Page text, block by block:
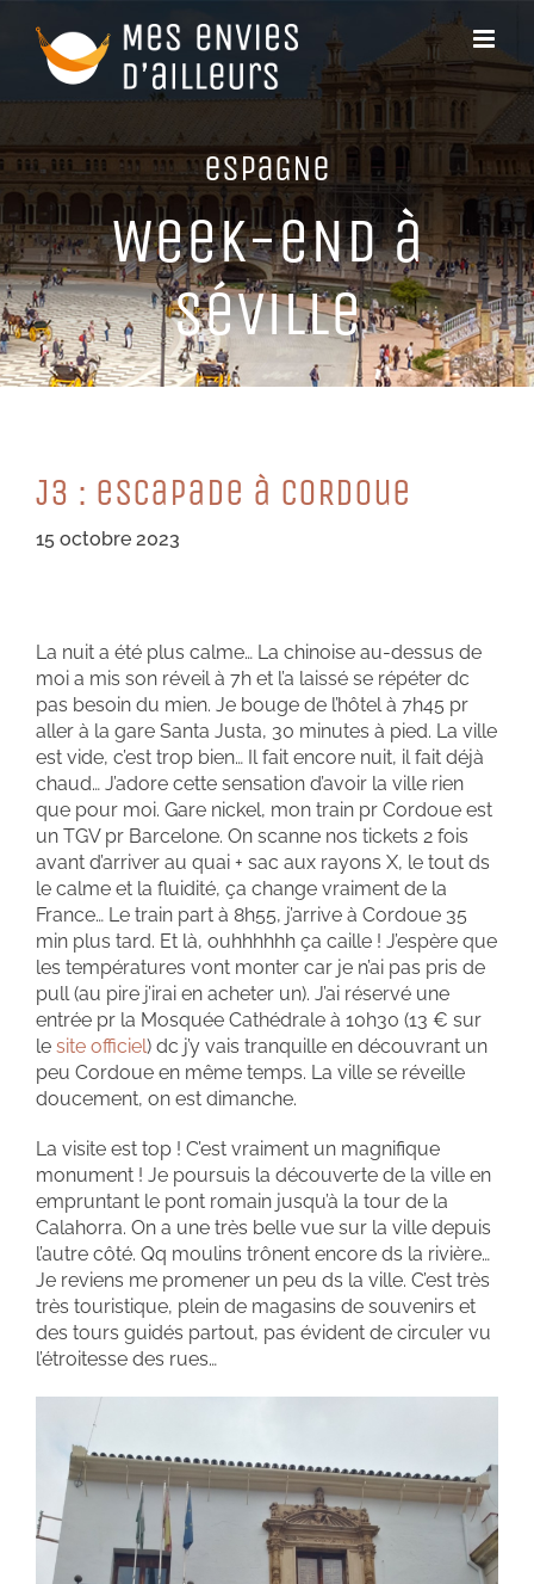
contenu
eSPaGNe
WeeK-eND à
SéViLLe
J3 : eSCaPaDe à CoRDoue
15 octobre 2023
La nuit a été plus calme… La chinoise au-dessus de
moi a mis son réveil à 7h et l’a laissé se répéter dc
pas besoin du mien. Je bouge de l’hôtel à 7h45 pr
aller à la gare Santa Justa, 30 minutes à pied. La ville
est vide, c’est trop bien… Il fait encore nuit, il fait déjà
chaud… J’adore cette sensation d’avoir la ville rien
que pour moi. Gare nickel, mon train pr Cordoue est
un TGV pr Barcelone. On scanne nos tickets 2 fois
avant d’arriver au quai + sac aux rayons X, le tout ds
le calme et la fluidité, ça change vraiment de la
France… Le train part à 8h55, j’arrive à Cordoue 35
min plus tard. Et là, ouhhhhhh ça caille ! J’espère que
les températures vont monter car je n’ai pas pris de
pull (au pire j’irai en acheter un). J’ai réservé une
entrée pr la Mosquée Cathédrale à 10h30 (13 € sur
le site officiel) dc j’y vais tranquille en découvrant un
peu Cordoue en même temps. La ville se réveille
doucement, on est dimanche.
La visite est top ! C’est vraiment un magnifique
monument ! Je poursuis la découverte de la ville en
empruntant le pont romain jusqu’à la tour de la
Calahorra. On a une très belle vue sur la ville depuis
l’autre côté. Qq moulins trônent encore ds la rivière…
Je reviens me promener un peu ds la ville. C’est très
très touristique, plein de magasins de souvenirs et
des tours guidés partout, pas évident de circuler vu
l’étroitesse des rues…